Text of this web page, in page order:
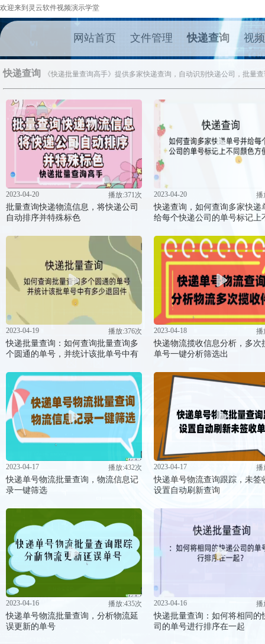
欢迎来到灵云软件视频演示学堂
网站首页 文件管理 快递查询 视
快递查询 《快递批量查询高手》提供多家快递查询，自动识别快递公司，批量
2023-04-20 播放:371次
批量查询快递物流信息，将快递公司
自动排序并特殊标色
2023-04-20 播
快递查询，如何查询多家快递
给每个快递公司的单号标记上
2023-04-19 播放:376次
快递批量查询：如何查询批量查询多
个圆通的单号，并统计该批单号中有
2023-04-18 播
快递物流揽收信息分析，多次
单号一键分析筛选出
2023-04-17 播放:432次
快递单号物流批量查询，物流信息记
录一键筛选
2023-04-17 播
快递单号物流查询跟踪，未签
设置自动刷新查询
2023-04-16 播放:435次
快递单号物流批量查询，分析物流延
误更新的单号
2023-04-16 播
快递批量查询：如何将相同的
司的单号进行排序在一起